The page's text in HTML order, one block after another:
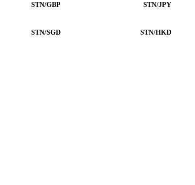
STN/JPY
STN/GBP
STN/HKD
STN/SGD